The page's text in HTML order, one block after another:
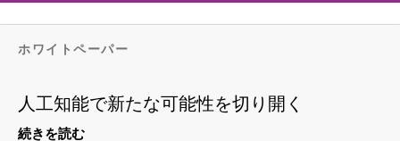
ホワイトペーパー
人工知能で新たな可能性を切り開く
続きを読む